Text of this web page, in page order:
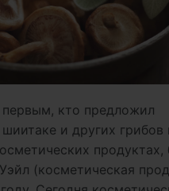
первым, кто предложил
и других грибов
продуктах,
(косметическая